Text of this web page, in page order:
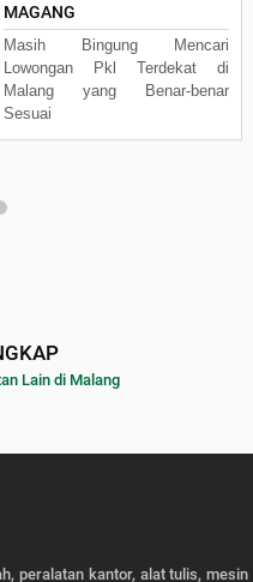
MAGANG
Masih Bingung Mencari
Lowongan Pkl Terdekat di
Malang yang Benar-benar
Sesuai
Lain di Malang
peralatan kantor, alat tulis, mesin